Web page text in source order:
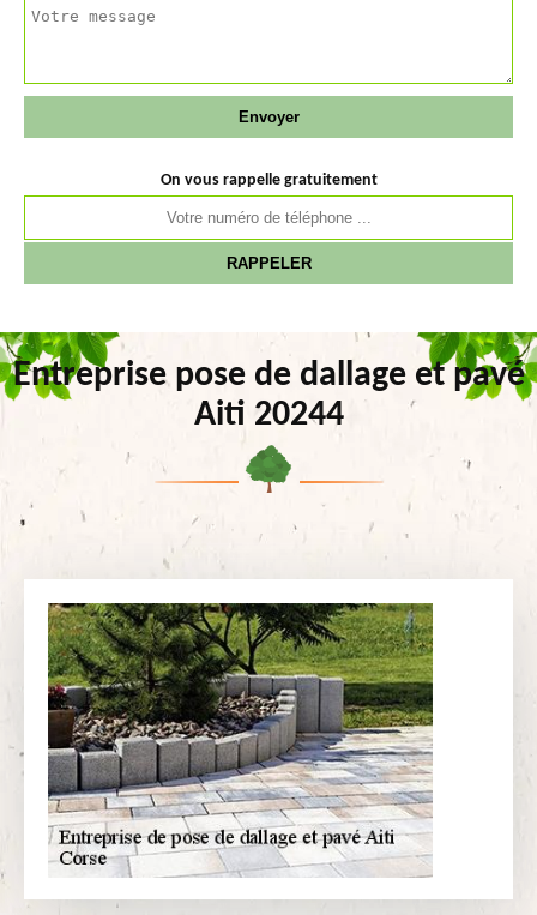
On vous rappelle gratuitement
Entreprise pose de dallage et pavé
Aiti 20244